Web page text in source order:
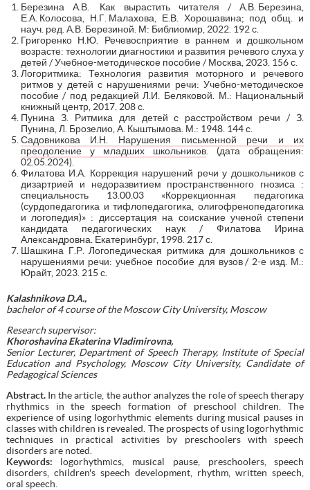
Березина А.В. Как вырастить читателя / А.В. Березина,
Е.А. Колосова, Н.Г. Малахова, Е.В. Хорошавина; под общ. и
науч. ред. А.В. Березиной. М: Библиомир, 2022. 192 с.
Григоренко Н.Ю. Речевосприятие в раннем и дошкольном
возрасте: технологии диагностики и развития речевого слуха у
детей / Учебное-методическое пособие / Москва, 2023. 156 с.
Логоритмика: Технология развития моторного и речевого
ритмов у детей с нарушениями речи: Учебно-методическое
пособие / под редакцией Л.И. Беляковой. М.: Национальный
книжный центр, 2017. 208 с.
Пунина З. Ритмика для детей с расстройством речи / З.
Пунина, Л. Брозелио, А. Кыштымова. М.: 1948. 144 с.
Садовникова И.Н. Нарушения письменной речи и их
преодоление у младших школьников . (дата обращения:
02.05.2024).
Филатова И.А. Коррекция нарушений речи у дошкольников с
дизартрией и недоразвитием пространственного гнозиса :
специальность 13.00.03 «Коррекционная педагогика
(сурдопедагогика и тифлопедагогика, олигофренопедагогика
и логопедия)» : диссертация на соискание ученой степени
кандидата педагогических наук / Филатова Ирина
Александровна. Екатеринбург, 1998. 217 с.
Шашкина Г.Р. Логопедическая ритмика для дошкольников с
нарушениями речи: учебное пособие для вузов / 2-е изд. М.:
Юрайт, 2023. 215 с.
Kalashnikova D.A.,
bachelorof 4 course of the Moscow City University, Moscow
Research supervisor:
Khoroshavina Ekaterina Vladimirovna,
Senior Lecturer, Department of Speech Therapy, Institute of Special
Education and Psychology, Moscow City University, Candidate of
Pedagogical Sciences
Abstract. In the article, the author analyzes the role of speech therapy
rhythmics in the speech formation of preschool children. The
experience of using logorhythmic elements during musical pauses in
classes with children is revealed. The prospects of using logorhythmic
techniques in practical activities by preschoolers with speech
disorders are noted.
Keywords: logorhythmics, musical pause, preschoolers, speech
disorders, children's speech development, rhythm, written speech,
oral speech.